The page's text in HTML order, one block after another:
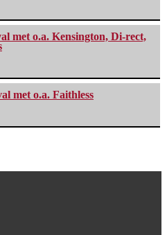
met o.a. Kensington, Di-rect,
met o.a. Faithless